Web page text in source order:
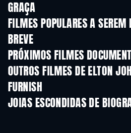
GRAÇA
FILMES POPULARES A SEREM
BREVE
PRÓXIMOS FILMES
OUTROS FILMES DE ELTON
FURNISH
JOIAS ESCONDIDAS DE